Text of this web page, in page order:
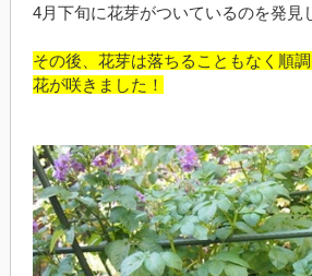
4月下旬に花芽がついているのを発見
その後、花芽は落ちることもなく順
花が咲きました！